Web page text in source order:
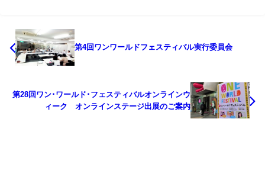
第4回ワンワールドフェスティバル実行委員会
第28回ワン･ワールド･フェスティバルオンラインウ
ィーク オンラインステージ出展のご案内